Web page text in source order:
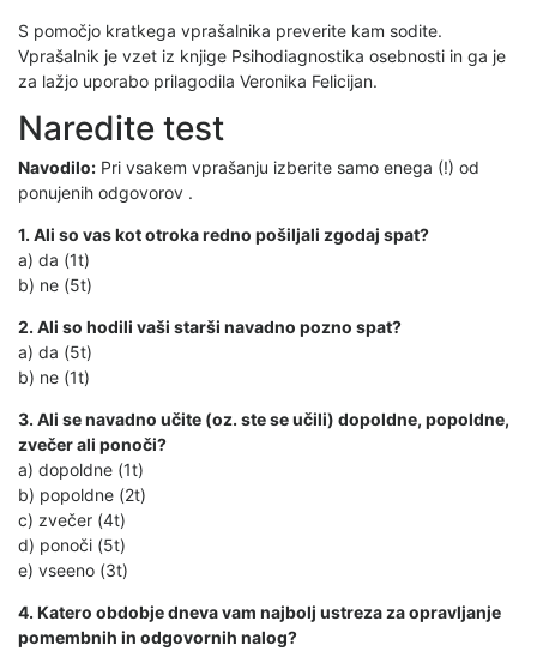
S pomočjo kratkega vprašalnika preverite kam sodite.
Vprašalnik je vzet iz knjige Psihodiagnostika osebnosti in ga je
za lažjo uporabo prilagodila Veronika Felicijan.
Naredite test
Navodilo: Pri vsakem vprašanju izberite samo enega (!) od
ponujenih odgovorov .
1. Ali so vas kot otroka redno pošiljali zgodaj spat?
a) da (1t)
b) ne (5t)
2. Ali so hodili vaši starši navadno pozno spat?
a) da (5t)
b) ne (1t)
3. Ali se navadno učite (oz. ste se učili) dopoldne, popoldne,
zvečer ali ponoči?
a) dopoldne (1t)
b) popoldne (2t)
c) zvečer (4t)
d) ponoči (5t)
e) vseeno (3t)
4. Katero obdobje dneva vam najbolj ustreza za opravljanje
pomembnih in odgovornih nalog?